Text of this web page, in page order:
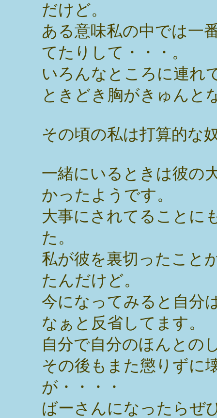
だけど。
ある意味私の中では一
てたりして・・・。
いろんなところに連れ
ときどき胸がきゅんと
その頃の私は打算的な
一緒にいるときは彼の
かったようです。
大事にされてることに
た。
私が彼を裏切ったこと
たんだけど。
今になってみると自分
なぁと反省してます。
自分で自分のほんとの
その後もまた懲りずに
が・・・・
ばーさんになったらぜ